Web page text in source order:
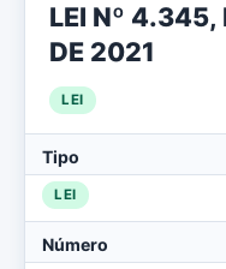
LEI Nº 4.345,
DE 2021
LEI
Tipo
LEI
Número